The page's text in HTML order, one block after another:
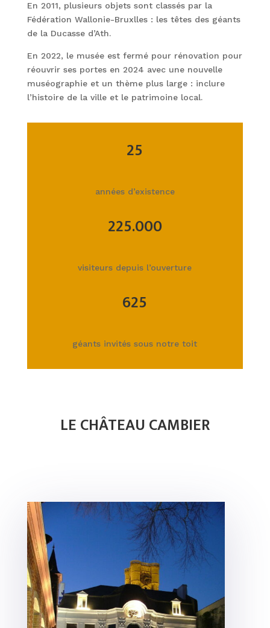
En 2011, plusieurs objets sont classés par la
Fédération Wallonie-Bruxlles : les têtes des géants
de la Ducasse d’Ath.
En 2022, le musée est fermé pour rénovation pour
réouvrir ses portes en 2024 avec une nouvelle
muséographie et un thème plus large : inclure
l’histoire de la ville et le patrimoine local.
25
années d’existence
225.000
visiteurs depuis l’ouverture
625
géants invités sous notre toit
LE CHÂTEAU CAMBIER